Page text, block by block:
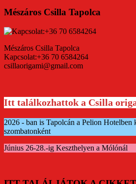
Mészáros Csilla Tapolca
Mészáros Csilla Tapolca
Kapcsolat:+36 70 6584264
csillaorigami@gmail.com
Itt találkozhattok a Csilla
2026 - ban is Tapolcán a Pelion Hotelben
szombatonként
Június 26-28.-ig Keszthelyen a Mólónál